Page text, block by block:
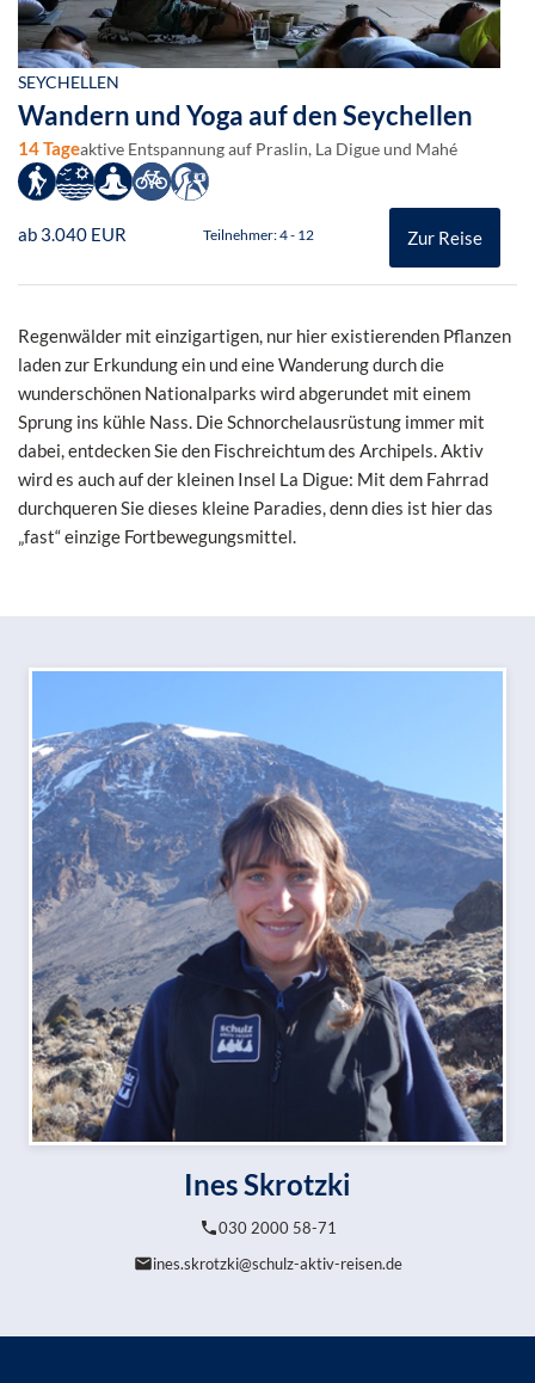
SEYCHELLEN
Wandern und Yoga auf den Seychellen
14 Tageaktive Entspannung auf Praslin, La Digue und Mahé
ab 3.040 EUR Teilnehmer: 4 - 12 Zur Reise
Regenwälder mit einzigartigen, nur hier existierenden Pflanzen
laden zur Erkundung ein und eine Wanderung durch die
wunderschönen Nationalparks wird abgerundet mit einem
Sprung ins kühle Nass. Die Schnorchelausrüstung immer mit
dabei, entdecken Sie den Fischreichtum des Archipels. Aktiv
wird es auch auf der kleinen Insel La Digue: Mit dem Fahrrad
durchqueren Sie dieses kleine Paradies, denn dies ist hier das
„fast“ einzige Fortbewegungsmittel.
Ines Skrotzki
030 2000 58-71
ines.skrotzki@schulz-aktiv-reisen.de